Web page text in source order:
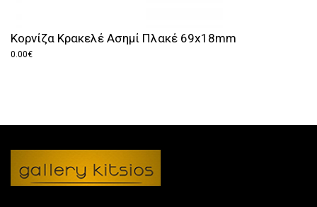
Κορνίζα Κρακελέ Ασημί Πλακέ 69x18mm
0.00€